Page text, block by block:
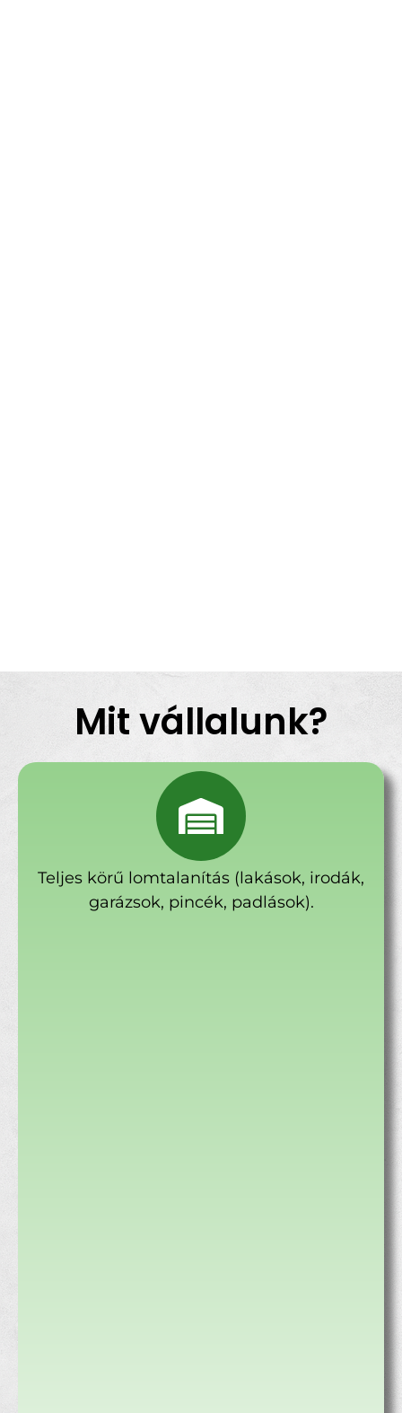
Mit vállalunk?
Teljes körű lomtalanítás (lakások, irodák,
garázsok, pincék, padlások).